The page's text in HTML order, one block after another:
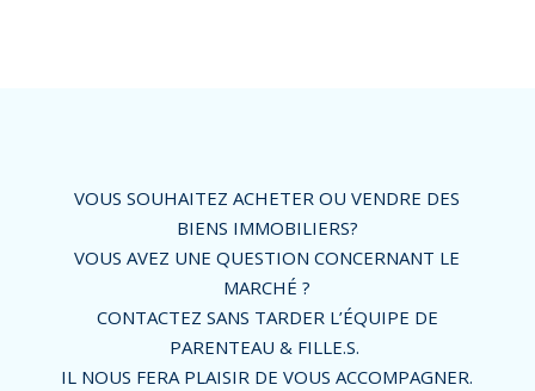
VOUS SOUHAITEZ ACHETER OU VENDRE DES
BIENS IMMOBILIERS?
VOUS AVEZ UNE QUESTION CONCERNANT LE
MARCHÉ ?
CONTACTEZ SANS TARDER L’ÉQUIPE DE
PARENTEAU & FILLE.S.
IL NOUS FERA PLAISIR DE VOUS ACCOMPAGNER.